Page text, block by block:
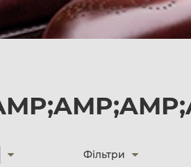
Фільтри